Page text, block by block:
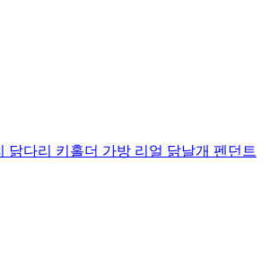
닭다리 키홀더 가방 리얼 닭날개 펜던트